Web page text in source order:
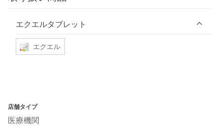
エクエルタブレット
エクエル
店舗タイプ
医療機関